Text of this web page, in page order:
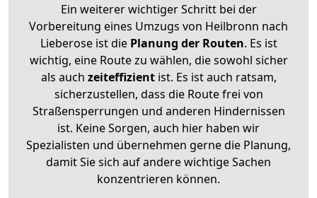
Ein weiterer wichtiger Schritt bei der
Vorbereitung eines Umzugs von Heilbronn nach
Lieberose ist diePlanung der Routen. Es ist
wichtig, eine Route zu wählen, die sowohl sicher
als auch zeiteffizientist. Es ist auch ratsam,
sicherzustellen, dass die Route frei von
Straßensperrungen und anderen Hindernissen
ist. Keine Sorgen, auch hier haben wir
Spezialisten und übernehmen gerne die Planung,
damit Sie sich auf andere wichtige Sachen
konzentrieren können.